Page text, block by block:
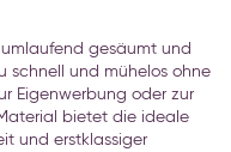
gesäumt und
und mühelos ohne
Eigenwerbung oder zur
bietet die ideale
und erstklassiger